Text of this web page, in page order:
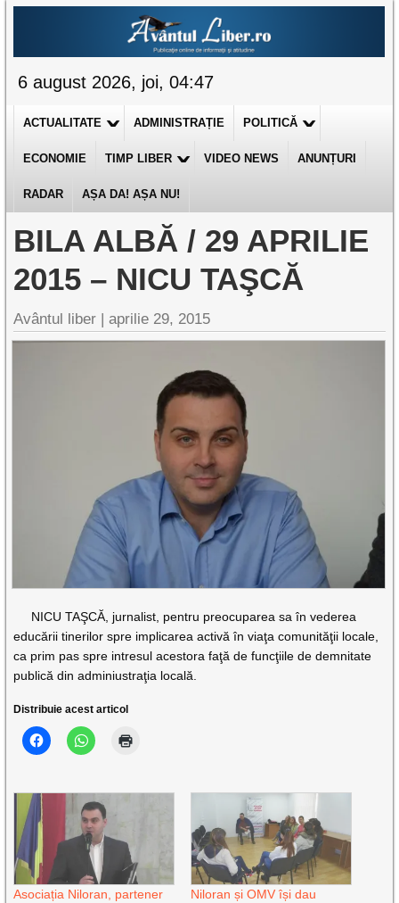
6 august 2026, joi, 04:47
ACTUALITATE ADMINISTRAȚIE POLITICĂ
ECONOMIE TIMP LIBER VIDEO NEWS ANUNȚURI
RADAR AȘA DA! AȘA NU!
BILA ALBĂ / 29 APRILIE
2015 – NICU TAŞCĂ
Avântul liber |aprilie 29, 2015
NICU TAŞCĂ, jurnalist, pentru preocuparea sa în vederea
educării tinerilor spre implicarea activă în viaţa comunităţii locale,
ca prim pas spre intresul acestora faţă de funcţiile de demnitate
publică din adminiustraţia locală.
Distribuie acest articol
Asociația Niloran, partener
Niloran și OMV își dau